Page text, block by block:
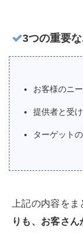
3つの重要
お客様のニ
提供者と受
ターゲット
上記の内容をま
りも、お客さん